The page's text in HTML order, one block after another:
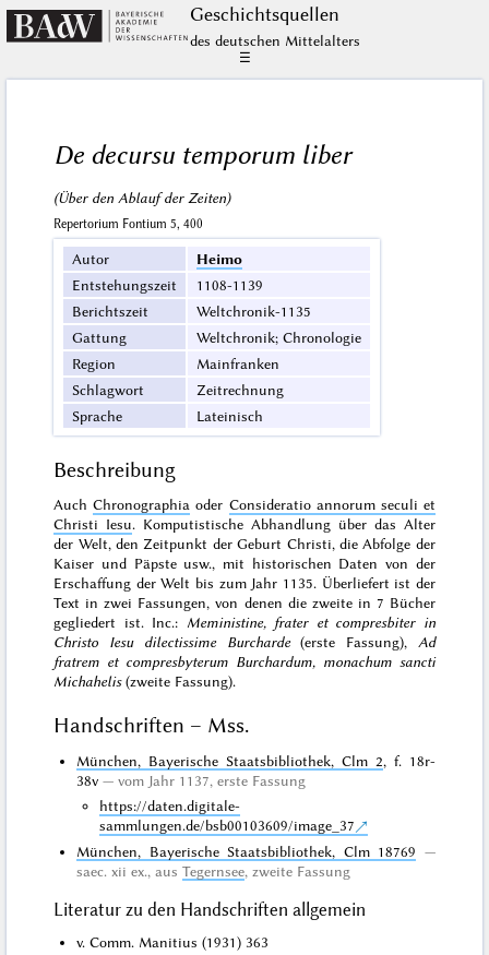
Geschichts­quellen
des deutschen Mittelalters
☰
De decursu temporum liber
(Über den Ablauf der Zeiten)
Repertorium Fontium 5, 400
Autor
Heimo
Entstehungszeit
1108-1139
Berichtszeit
Weltchronik-1135
Gattung
Weltchronik; Chronologie
Region
Mainfranken
Schlagwort
Zeitrechnung
Sprache
Lateinisch
Beschreibung
AuchChronographia oder Consideratio annorum seculi et
Christi Iesu. Komputistische Abhandlung über das Alter
der Welt, den Zeitpunkt der Geburt Christi, die Abfolge der
Kaiser und Päpste usw., mit historischen Daten von der
Erschaffung der Welt bis zum Jahr 1135. Überliefert ist der
Text in zwei Fassungen, von denen die zweite in 7 Bücher
gegliedert ist. Inc.: Meministine, frater et compresbiter in
Christo Iesu dilectissime Burcharde(erste Fassung), Ad
fratrem et compresbyterum Burchardum, monachum sancti
Michahelis(zweite Fassung).
Handschriften – Mss.
München, Bayerische Staatsbibliothek, Clm 2, f. 18r-
38v
vom Jahr 1137, erste Fassung
https://daten.digitale-
sammlungen.de/bsb00103609/image_37
München, Bayerische Staatsbibliothek, Clm 18769
saec. xii ex., ausTegernsee, zweite Fassung
Literatur zu den Handschriften allgemein
v. Comm. Manitius (1931) 363